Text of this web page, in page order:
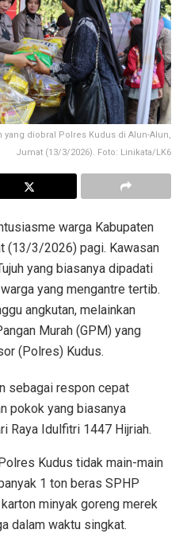
diobral Polres Kudus di Alun-Alun,
Jumat (13/3/2026). Foto: Linikata/LK6
warga Kabupaten
(13/3/2026) pagi. Kawasan
yang biasanya dipadati
yang mengantre tertib.
angkutan, melainkan
Murah (GPM) yang
(Polres) Kudus.
sebagai respon cepat
pokok yang biasanya
Raya Idulfitri 1447 Hijriah.
Kudus tidak main-main
1 ton beras SPHP
minyak goreng merek
dalam waktu singkat.